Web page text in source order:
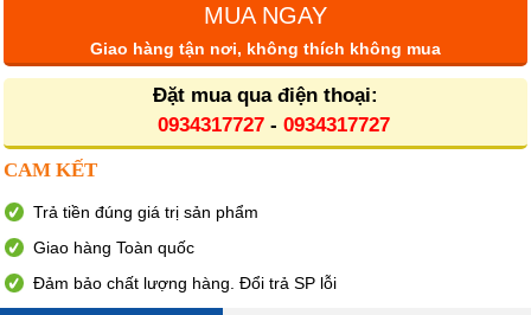
MUA NGAY
Giao hàng tận nơi, không thích không mua
Đặt mua qua điện thoại:
0934317727- 0934317727
CAM KẾT
Trả tiền đúng giá trị sản phẩm
Giao hàng Toàn quốc
Đảm bảo chất lượng hàng. Đổi trả SP lỗi